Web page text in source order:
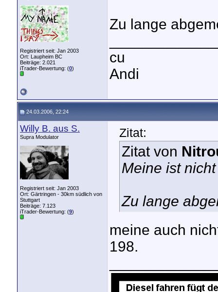
Registriert seit: Jan 2003
Ort: Laupheim BC
Beiträge: 2.021
iTrader-Bewertung: (0)
Zu lange
cu
Andi
24.03.2006, 22:24
Willy B. aus S.
Supra Modulator
Registriert seit: Jan 2003
Ort: Gärtringen - 30km südlich von
Stuttgart
Beiträge: 7.123
iTrader-Bewertung: (9)
Zitat:
Zitat von
Meine ist
Zu lange
meine auch
198.